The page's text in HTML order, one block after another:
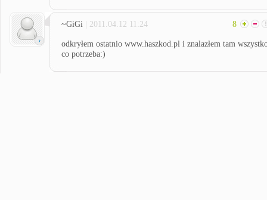
~GiGi | 2011.04.12 11:24 8
odkryłem ostatnio www.haszkod.pl i znalazłem tam
co potrzeba:)